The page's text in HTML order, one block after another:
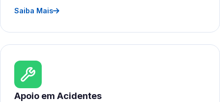
Saiba Mais
Apoio em Acidentes